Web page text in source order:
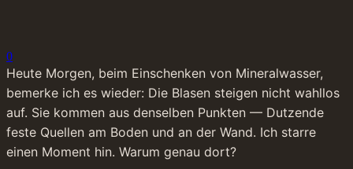
0
Heute Morgen, beim Einschenken von Mineralwasser,
bemerke ich es wieder: Die Blasen steigen nicht wahllos
auf. Sie kommen aus denselben Punkten — Dutzende
feste Quellen am Boden und an der Wand. Ich starre
einen Moment hin. Warum genau dort?